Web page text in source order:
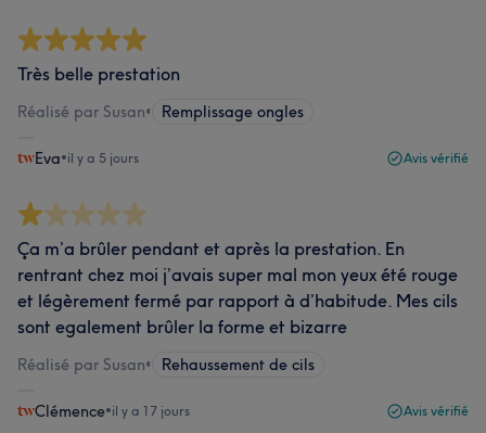
Très belle prestation
Réalisé par Susan• Remplissage ongles
Eva•il y a 5 jours Avis vérifié
Ça m’a brûler pendant et après la prestation. En
rentrant chez moi j’avais super mal mon yeux été rouge
et légèrement fermé par rapport à d’habitude. Mes cils
sont egalement brûler la forme et bizarre
Réalisé par Susan• Rehaussement de cils
Clémence•il y a 17 jours Avis vérifié